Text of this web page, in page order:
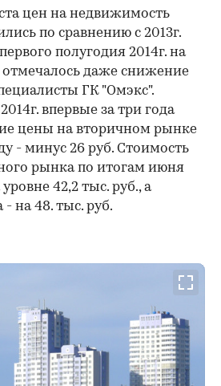
цен на недвижимость
по сравнению с 2013г.
полугодия 2014г. на
даже снижение
ГК "Омэкс".
впервые за три года
цены на вторичном рынке
- минус 26 руб. Стоимость
рынка по итогам июня
42,2 тыс. руб., а
на 48. тыс. руб.